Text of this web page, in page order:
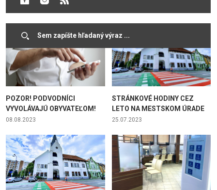
POZOR! PODVODNÍCI
VYVOLÁVAJÚ OBYVATEĽOM!
08.08.2023
STRÁNKOVÉ HODINY CEZ
LETO NA MESTSKOM ÚRADE
25.07.2023